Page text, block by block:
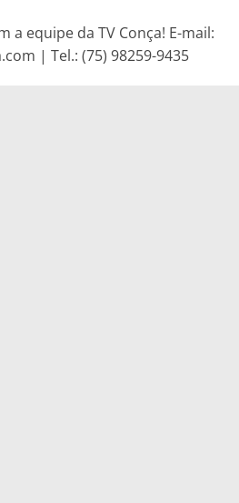
a equipe da TV Conça! E-mail:
| Tel.: (75) 98259-9435